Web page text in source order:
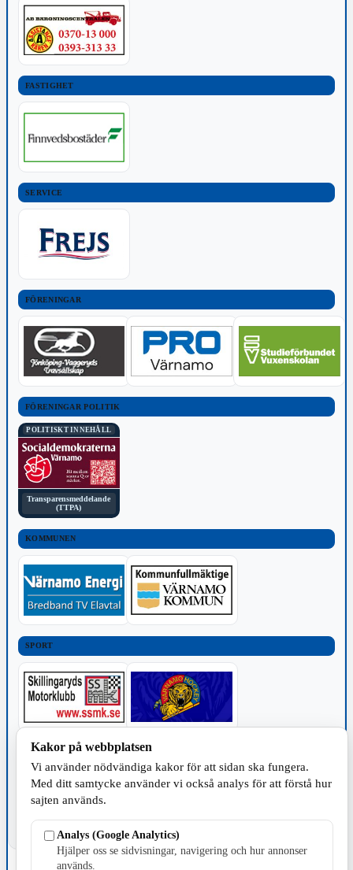
FASTIGHET
SERVICE
FÖRENINGAR
FÖRENINGAR POLITIK
POLITISKT INNEHÅLL
Transparensmeddelande
(TTPA)
KOMMUNEN
SPORT
TILLVERKNING
Kakor på webbplatsen
Vi använder nödvändiga kakor för att sidan ska fungera.
Med ditt samtycke använder vi också analys för att förstå hur
sajten används.
Analys (Google Analytics)
Hjälper oss se sidvisningar, navigering och hur annonser
används.